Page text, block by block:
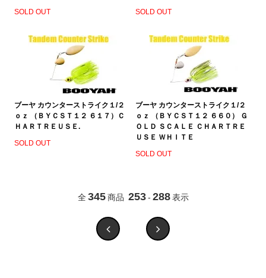
SOLD OUT
SOLD OUT
ブーヤ カウンターストライク１/２
ｏｚ （ＢＹＣＳＴ１２ ６１７）Ｃ
ＨＡＲＴＲＥＵＳＥ.
SOLD OUT
ブーヤ カウンターストライク１/２
ｏｚ （ＢＹＣＳＴ１２ ６６０） Ｇ
ＯＬＤ ＳＣＡＬＥ ＣＨＡＲＴＲＥ
ＵＳＥ ＷＨＩＴＥ
SOLD OUT
全 345 商品 253 - 288 表示